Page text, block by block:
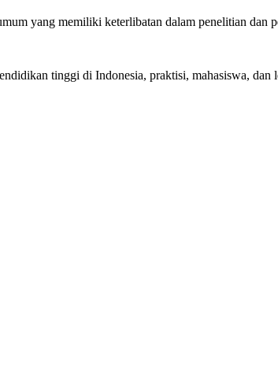
yang memiliki keterlibatan dalam penelitian dan
tinggi di Indonesia, praktisi, mahasiswa, dan